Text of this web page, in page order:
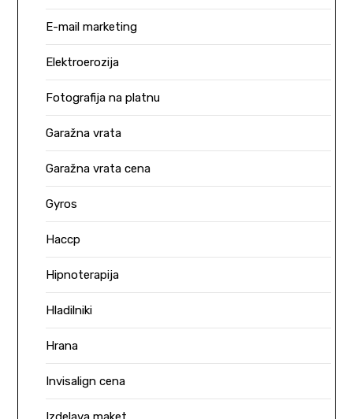
E-mail marketing
Elektroerozija
Fotografija na platnu
Garažna vrata
Garažna vrata cena
Gyros
Haccp
Hipnoterapija
Hladilniki
Hrana
Invisalign cena